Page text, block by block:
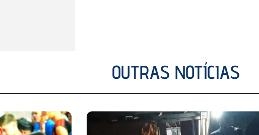
OUTRAS NOTÍCIAS